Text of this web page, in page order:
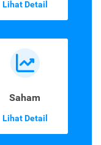
Lihat Detail
Saham
Lihat Detail